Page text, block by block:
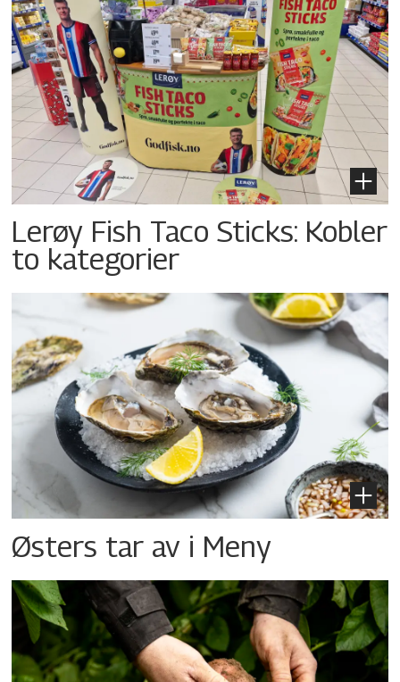
Lerøy Fish Taco Sticks: Kobler
to kategorier
Østers tar av i Meny